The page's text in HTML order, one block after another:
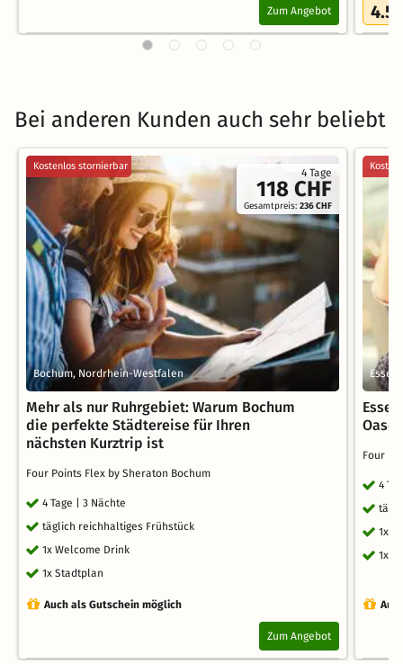
Zum Angebot 4.5
Bei anderen Kunden auch sehr beliebt
4 Tage
118 CHF
Gesamtpreis:236 CHF
Kostenlos stornierbar
Bochum, Nordrhein-Westfalen
Mehr als nur Ruhrgebiet: Warum Bochum
die perfekte Städtereise für Ihren
nächsten Kurztrip ist
Four Points Flex by Sheraton Bochum
4 Tage | 3 Nächte
täglich reichhaltiges Frühstück
1x Welcome Drink
1x Stadtplan
Auch als Gutschein möglich
Zum Angebot
Four
4
1x
1x